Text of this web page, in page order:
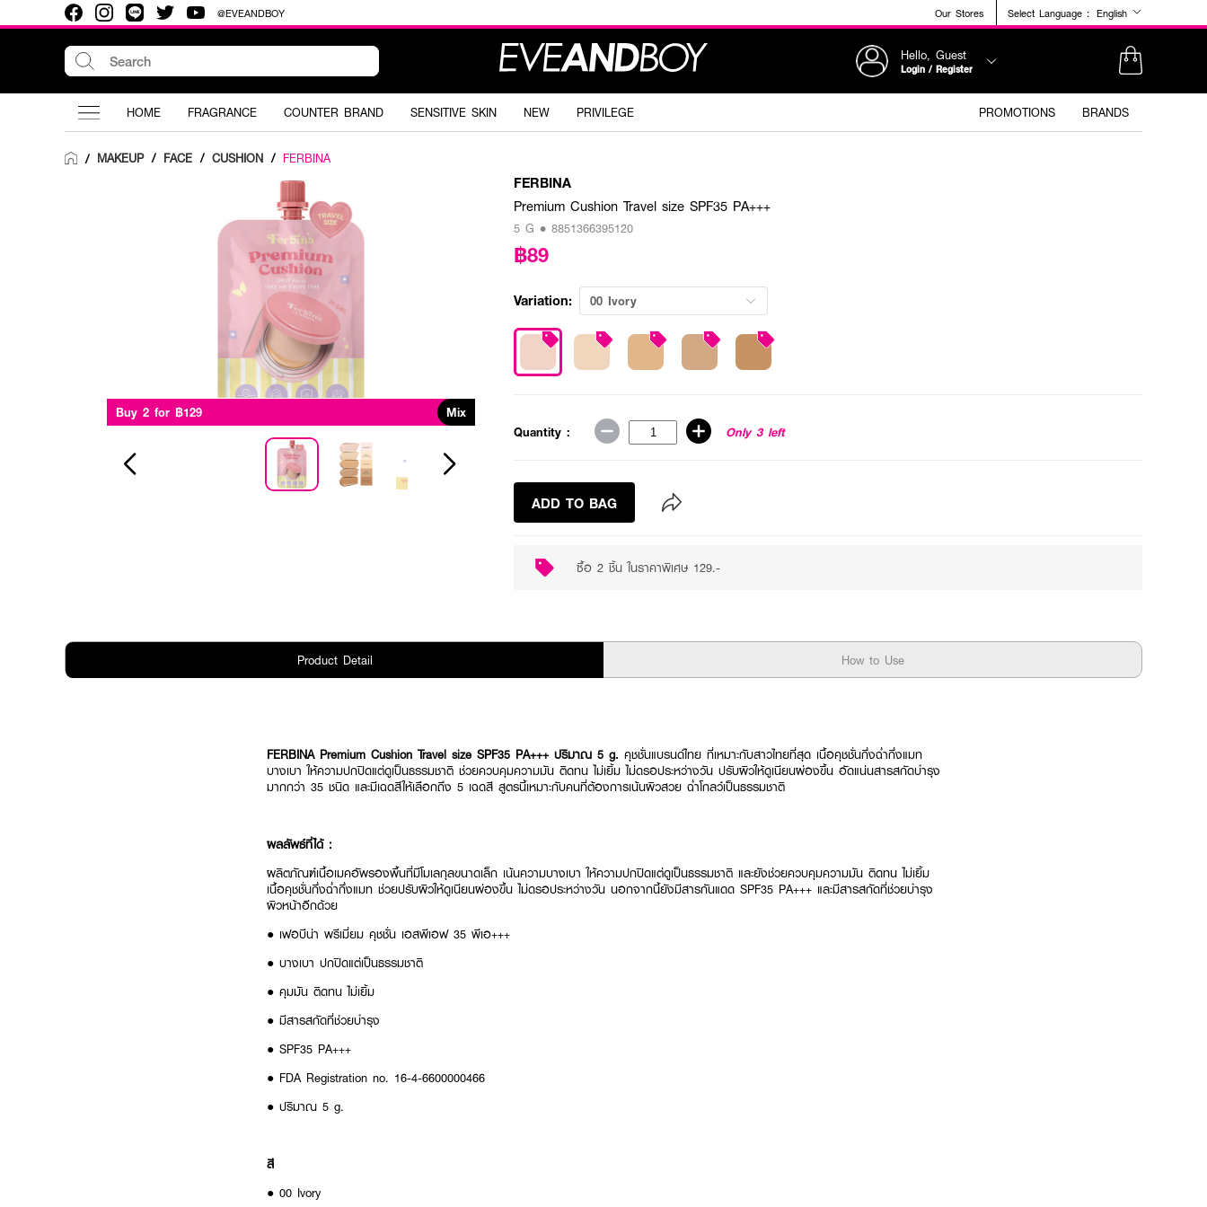
@EVEANDBOY Our Stores Select Language : English
Hello, Guest
Login / Register
HOME FRAGRANCE COUNTER BRAND SENSITIVE SKIN NEW PRIVILEGE PROMOTIONS BRANDS
/ MAKEUP / FACE / CUSHION / FERBINA
Buy 2 for ฿129 Mix
FERBINA
Premium Cushion Travel size SPF35 PA+++
5 G • 8851366395120
฿89
Variation: 00 Ivory
Quantity : Only 3 left
ADD TO BAG
ซื้อ 2 ชิ้น ในราคาพิเศษ 129.-
Product Detail How to Use
FERBINA Premium Cushion Travel size SPF35 PA+++ ปริมาณ 5 g. คุชชั่นแบรนด์ไทย ที่เหมาะกับสาวไทยที่สุด เนื้อคุชชั่นกึ่งฉ่ำกึ่งแมท
บางเบา ให้ความปกปิดแต่ดูเป็นธรรมชาติ ช่วยควบคุมความมัน ติดทน ไม่เยิ้ม ไม่ดรอประหว่างวัน ปรับผิวให้ดูเนียนผ่องขึ้น อัดแน่นสารสกัดบำรุง
มากกว่า 35 ชนิด และมีเฉดสีให้เลือกถึง 5 เฉดสี สูตรนี้เหมาะกับคนที่ต้องการเน้นผิวสวย ฉ่ำโกลว์เป็นธรรมชาติ
ผลลัพธ์ที่ได้ :
ผลิตภัณฑ์เนื้อเมคอัพรองพื้นที่มีโมเลกุลขนาดเล็ก เน้นความบางเบา ให้ความปกปิดแต่ดูเป็นธรรมชาติ และยังช่วยควบคุมความมัน ติดทน ไม่เยิ้ม
เนื้อคุชชั่นกึ่งฉ่ำกึ่งแมท ช่วยปรับผิวให้ดูเนียนผ่องขึ้น ไม่ดรอประหว่างวัน นอกจากนี้ยังมีสารกันแดด SPF35 PA+++ และมีสารสกัดที่ช่วยบำรุง
ผิวหน้าอีกด้วย
● เฟอบีน่า พรีเมี่ยม คุชชั่น เอสพีเอฟ 35 พีเอ+++
● บางเบา ปกปิดแต่เป็นธรรมชาติ
● คุมมัน ติดทน ไม่เยิ้ม
● มีสารสกัดที่ช่วยบำรุง
● SPF35 PA+++
● FDA Registration no. 16-4-6600000466
● ปริมาณ 5 g.
สี
● 00 Ivory